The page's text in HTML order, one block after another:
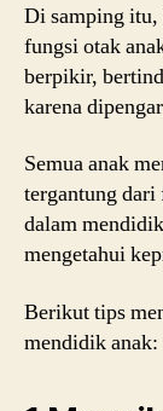
Di samping itu,
fungsi otak
berpikir,
karena
Semua anak
tergantung
dalam
mengetahui
Berikut tips
mendidik anak: